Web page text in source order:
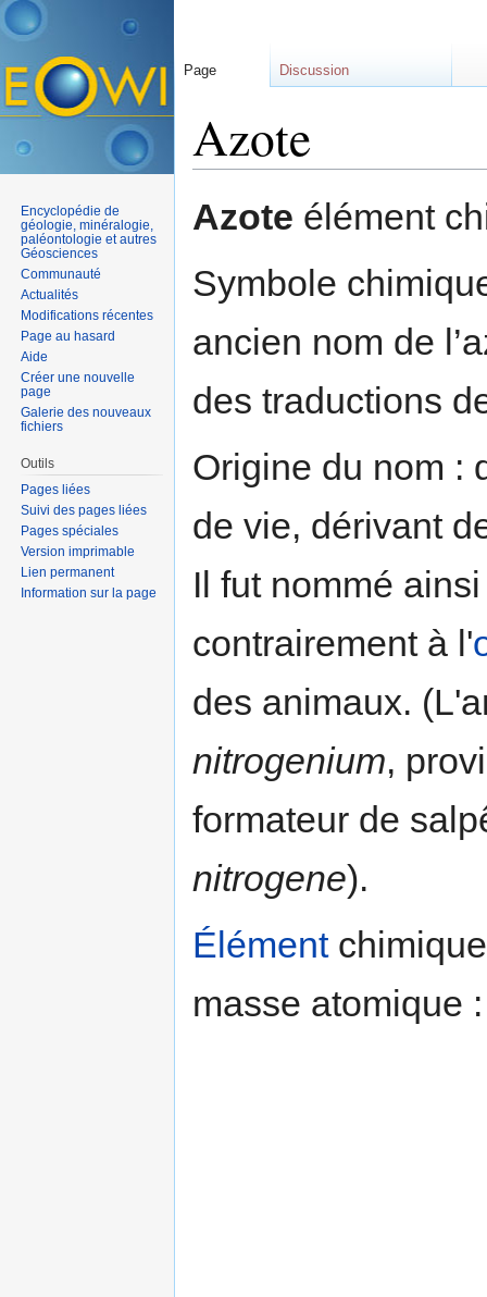
Azote
Azote élément
Symbole
ancien nom de
des traductions
Origine du nom :
de vie, dérivant
Il fut nommé
contrairement à l'
des animaux.
nitrogenium,
formateur de
nitrogene).
Élément
masse atomique
Page Discussion
Encyclopédie de
géologie, minéralogie,
paléontologie et autres
Géosciences
Communauté
Actualités
Modifications récentes
Page au hasard
Aide
Créer une nouvelle
page
Galerie des nouveaux
fichiers
Outils
Pages liées
Suivi des pages liées
Pages spéciales
Version imprimable
Lien permanent
Information sur la page